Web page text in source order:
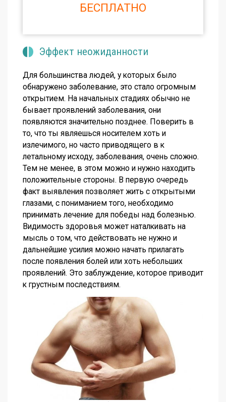
БЕСПЛАТНО
Эффект неожиданности
Для большинства людей, у которых было
обнаружено заболевание, это стало огромным
открытием. На начальных стадиях обычно не
бывает проявлений заболевания, они
появляются значительно позднее. Поверить в
то, что ты являешься носителем хоть и
излечимого, но часто приводящего в к
летальному исходу, заболевания, очень сложно.
Тем не менее, в этом можно и нужно находить
положительные стороны. В первую очередь
факт выявления позволяет жить с открытыми
глазами, с пониманием того, необходимо
принимать лечение для победы над болезнью.
Видимость здоровья может наталкивать на
мысль о том, что действовать не нужно и
дальнейшие усилия можно начать прилагать
после появления болей или хоть небольших
проявлений. Это заблуждение, которое приводит
к грустным последствиям.